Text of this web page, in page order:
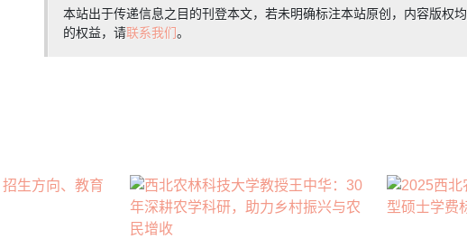
本站出于传递信息之目的刊登本文，若未明确标注本站原创，内容版权
的权益，请联系我们。